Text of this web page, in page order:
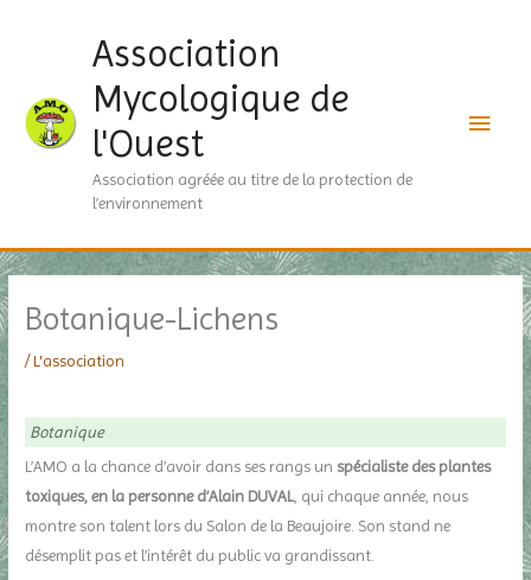
Association
Mycologique de
l'Ouest
Association agréée au titre de la protection de
l’environnement
Botanique-Lichens
/L'association
Botanique
L’AMO a la chance d’avoir dans ses rangs unspécialiste des plantes
toxiques, en la personne d’Alain DUVAL, qui chaque année, nous
montre son talent lors du Salon de la Beaujoire. Son stand ne
désemplit pas et l’intérêt du public va grandissant.